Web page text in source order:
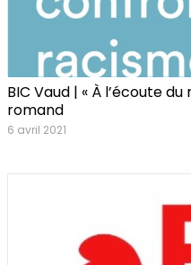
BIC Vaud | « À l’écoute
romand
6 avril 2021